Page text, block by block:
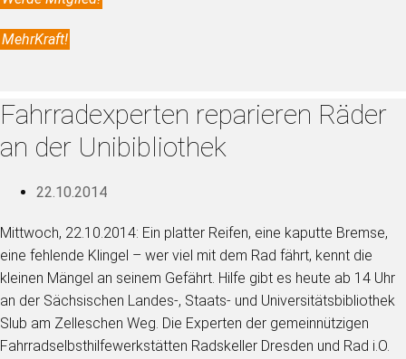
MehrKraft!
Fahrradexperten reparieren Räder
an der Unibibliothek
22.10.2014
Mittwoch, 22.10.2014: Ein platter Reifen, eine kaputte Bremse,
eine fehlende Klingel – wer viel mit dem Rad fährt, kennt die
kleinen Mängel an seinem Gefährt. Hilfe gibt es heute ab 14 Uhr
an der Sächsischen Landes-, Staats- und Universitätsbibliothek
Slub am Zelleschen Weg. Die Experten der gemeinnützigen
Fahrradselbsthilfewerkstätten Radskeller Dresden und Rad i.O.